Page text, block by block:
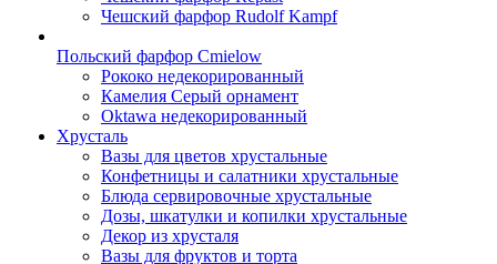
Чешский фарфор Rudolf Kampf
Польский фарфор Сmielow
Рококо недекорированный
Камелия Серый орнамент
Oktawa недекорированный
Хрусталь
Вазы для цветов хрустальные
Конфетницы и салатники хрустальные
Блюда сервировочные хрустальные
Дозы, шкатулки и копилки хрустальные
Декор из хрусталя
Вазы для фруктов и торта